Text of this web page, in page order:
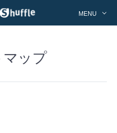
MENU
ップ